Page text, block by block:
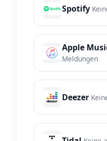
Spotify
Apple
Meldungen
Deezer